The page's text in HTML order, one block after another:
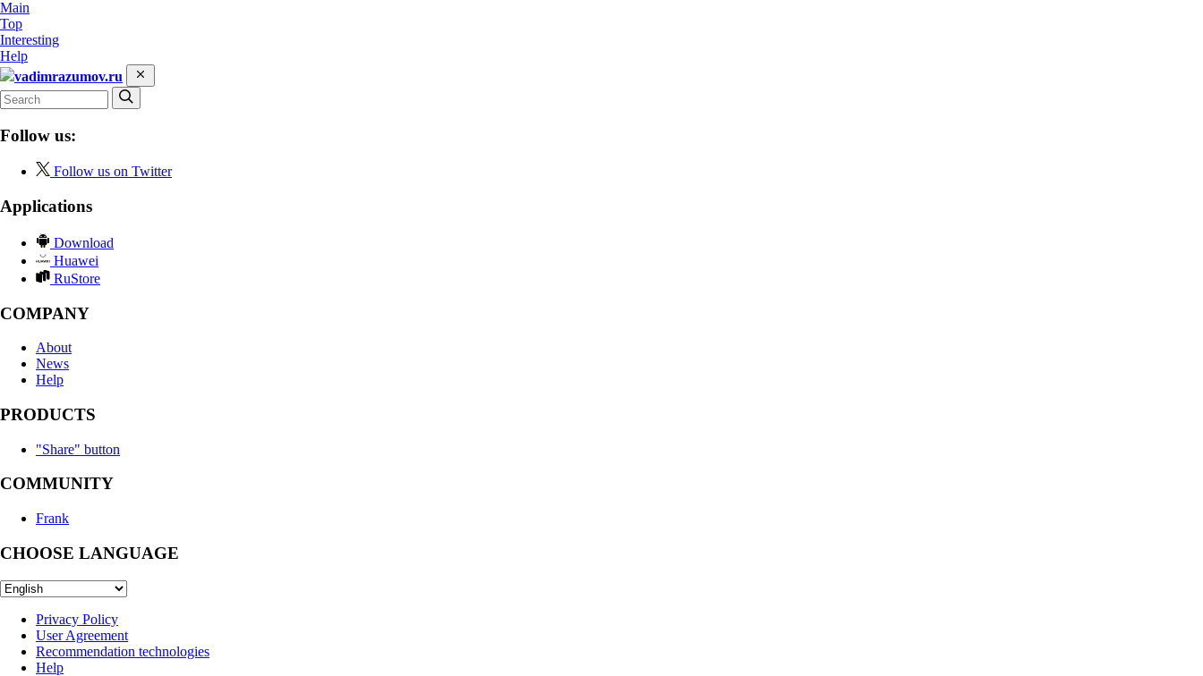
Main
Top
Interesting
Help
vadimrazumov.ru
Follow us:
Follow us on Twitter
Applications
Download
Huawei
RuStore
COMPANY
About
News
Help
PRODUCTS
"Share" button
COMMUNITY
Frank
CHOOSE LANGUAGE
Privacy Policy
User Agreement
Recommendation technologies
Help